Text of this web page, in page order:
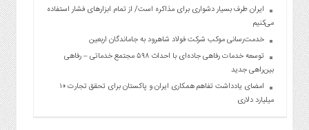
ایران طرف بسیار دشواری برای مذاکره است/ از تمام ابزارهای فشار استفاده
می‌کنیم
خدمت‌رسانی موکب شرکت فولاد شاهرود به جاماندگان اربعین
توسعه خدمات رفاهی جاده‌ای با احداث ۵۹۸ مجتمع خدماتی – رفاهی
بین‌راهی جدید
امضای یادداشت تفاهم همکاری ایران و پاکستان برای تحقق تجارت ۱۰
میلیارد دلاری